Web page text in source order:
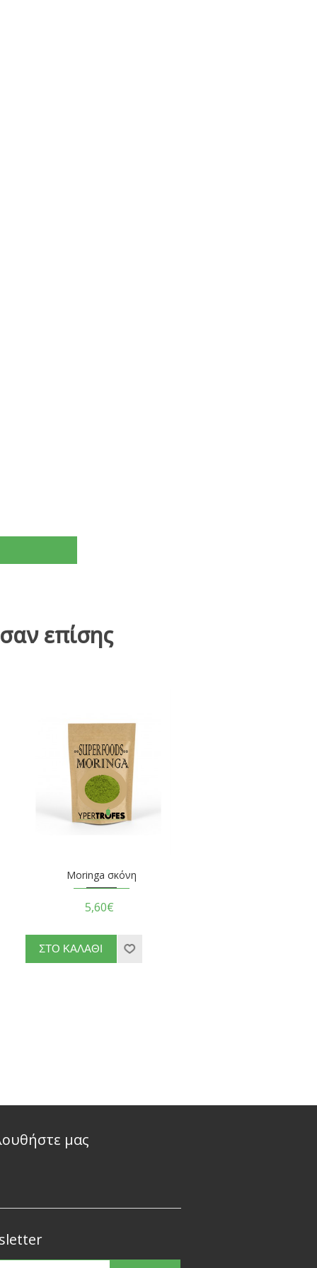
επίσης
Moringa σκόνη
5,60€
μας